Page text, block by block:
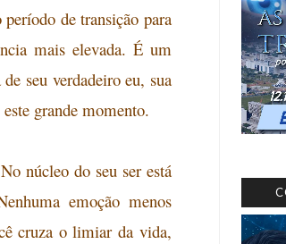
de transição para
mais elevada. É um
seu verdadeiro eu, sua
grande momento.
núcleo do seu ser está
emoção menos
cruza o limiar da vida,